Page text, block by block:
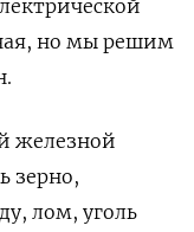
но мы решим
железной
зерно,
лом, уголь